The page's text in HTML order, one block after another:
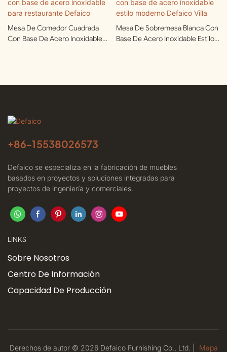
Mesa De Comedor Cuadrada
Con Base De Acero Inoxidable
Mesa De Sobremesa Blanca Con
Base De Acero Inoxidable Estilo
+86-15538026573
Defaico se especializa en la fabricación de muebles
basados ​​en proyectos y soluciones integradas para
proyectos de ingeniería y comerciales.
LINKS
Sobre Nosotros
Centro De Información
Capacidad De Producción
Derechos de autor © 2026 Defaico Furnishing Co., Ltd. | Mapa